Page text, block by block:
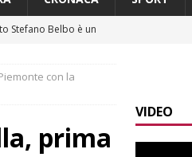
Stefano Belbo è un
vino”
ALBA
Protezione Civile
con la
prima
VIDEO